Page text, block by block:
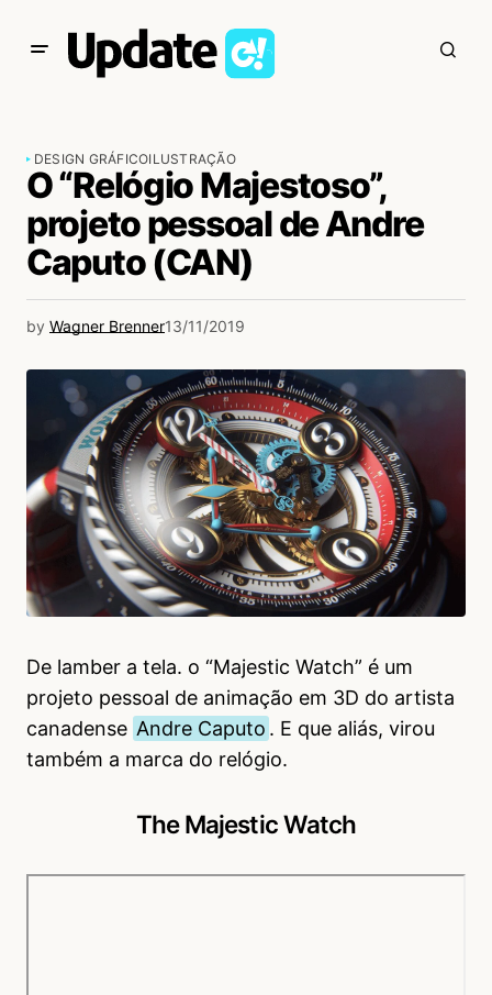
DESIGN GRÁFICOILUSTRAÇÃO
O “Relógio Majestoso”,
projeto pessoal de Andre
Caputo (CAN)
by Wagner Brenner13/11/2019
De lamber a tela. o “Majestic Watch” é um
projeto pessoal de animação em 3D do artista
canadense Andre Caputo . E que aliás, virou
também a marca do relógio.
The Majestic Watch